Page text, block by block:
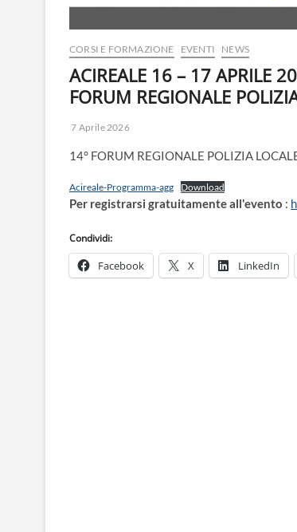
CORSI E FORMAZIONE EVENTI NEWS
ACIREALE 16 – 17 APRILE
FORUM REGIONALE
7 Aprile 2026
14° FORUM REGIONALE POLIZIA
Acireale-Programma-agg Download
Per registrarsi gratuitamente all'evento :
Condividi:
Facebook X LinkedIn